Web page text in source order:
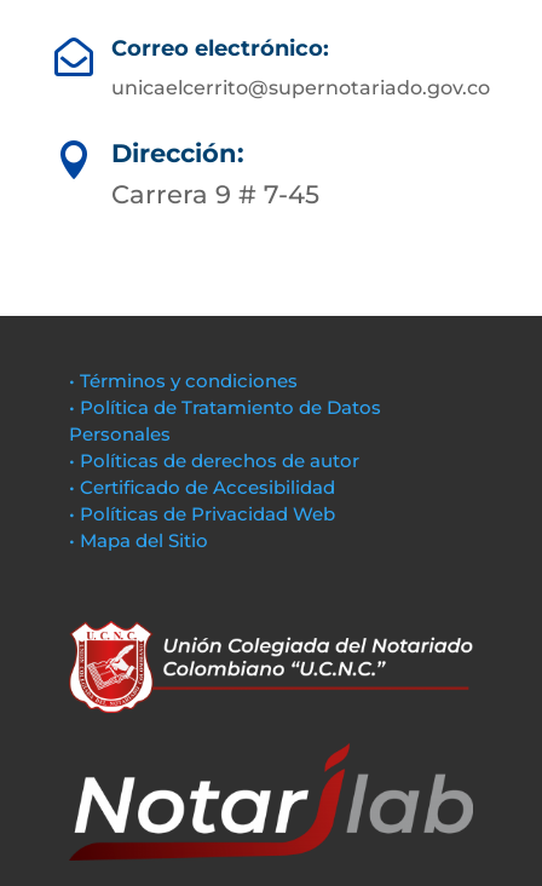
 Correo electrónico:
unicaelcerrito@supernotariado.gov.co

Dirección:
Carrera 9 # 7-45
• Términos y condiciones
• Política de Tratamiento de Datos
Personales
• Políticas de derechos de autor
• Certificado de Accesibilidad
• Políticas de Privacidad Web
• Mapa del Sitio